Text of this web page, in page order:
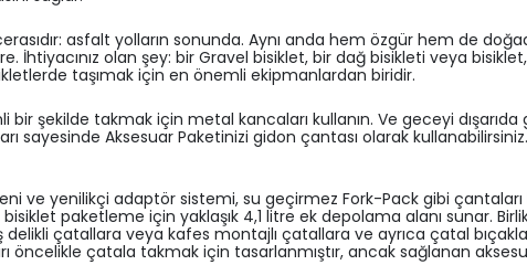
asfalt yolların sonunda. Aynı anda hem özgür hem de
İhtiyacınız olan şey: bir Gravel bisiklet, bir dağ bisikleti veya
taşımak için en önemli ekipmanlardan biridir.
şekilde takmak için metal kancaları kullanın. Ve geceyi
sayesinde Aksesuar Paketinizi gidon çantası olarak
ve yenilikçi adaptör sistemi, su geçirmez Fork-Pack gibi
paketleme için yaklaşık 4,1 litre ek depolama alanı sunar.
çatallara veya kafes montajlı çatallara ve ayrıca çatal
çatala takmak için tasarlanmıştır, ancak sağlanan